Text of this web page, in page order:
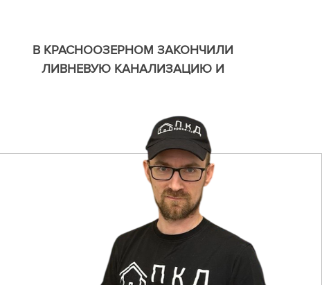
В КРАСНООЗЕРНОМ ЗАКОНЧИЛИ
ЛИВНЕВУЮ КАНАЛИЗАЦИЮ И